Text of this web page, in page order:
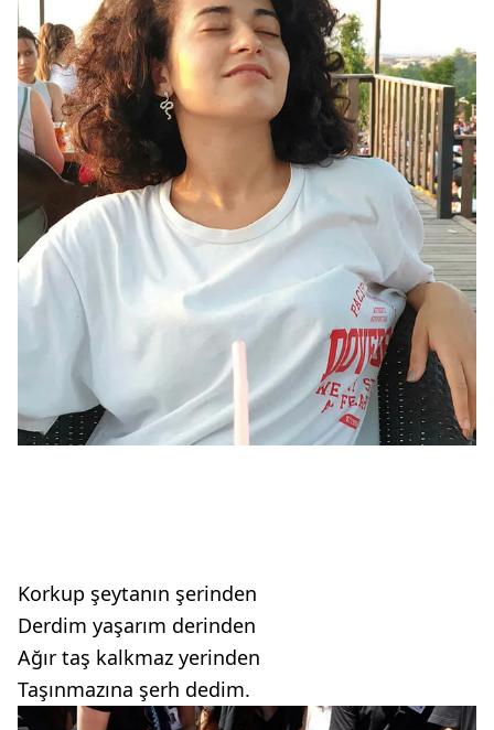
Korkup şeytanın şerinden
Derdim yaşarım derinden
Ağır taş kalkmaz yerinden
Taşınmazına şerh dedim.